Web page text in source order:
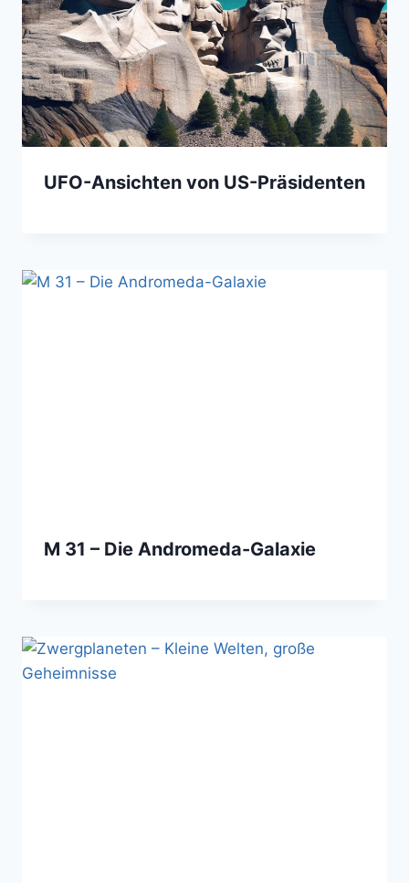
UFO-Ansichten von US-Präsidenten
M 31 – Die Andromeda-Galaxie